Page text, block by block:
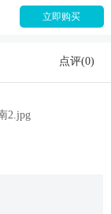
立即购买
点评(0)